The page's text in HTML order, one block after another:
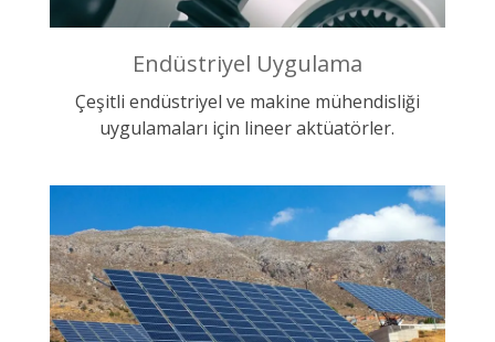
Endüstriyel Uygulama
Çeşitli endüstriyel ve makine mühendisliği
uygulamaları için lineer aktüatörler.